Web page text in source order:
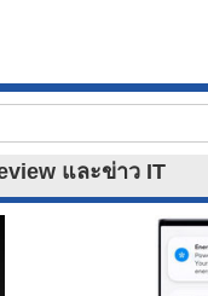
และข่าว IT